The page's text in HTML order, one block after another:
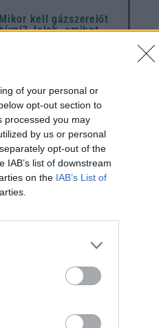
of your personal or
opt-out section to
processed you may
by us or personal
opt-out of the
list of downstream
on the IAB’s List of
Mikor kell gázszerelőt
Jelek, amiket
a húsvéthétfőben –
senki nem mondja ki
2026: A teljes
útmutató a
megújuláshoz,
hagyományokhoz és
ünnepi
készülődéshez